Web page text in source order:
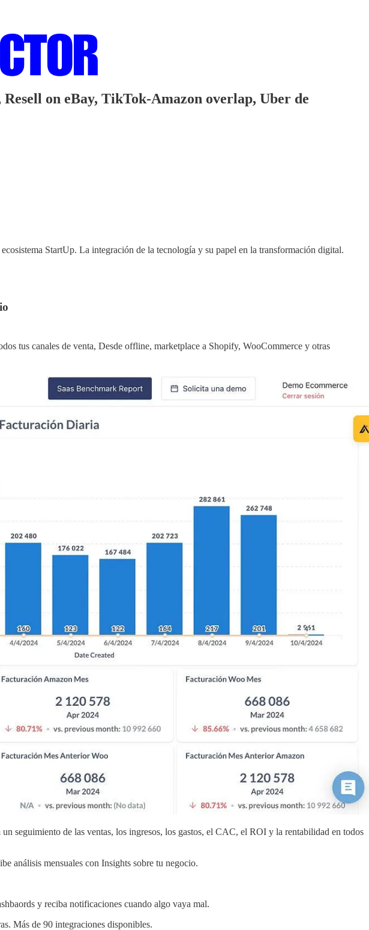
on eBay, TikTok-Amazon overlap, Uber de
StartUp. La integración de la tecnología y su papel en la transformación digital.
tus canales de venta, Desde offline, marketplace a Shopify, WooCommerce y otras
un seguimiento de las ventas, los ingresos, los gastos, el CAC, el ROI y la rentabilidad en todos
análisis mensuales con Insights sobre tu negocio.
y reciba notificaciones cuando algo vaya mal.
Más de 90 integraciones disponibles.